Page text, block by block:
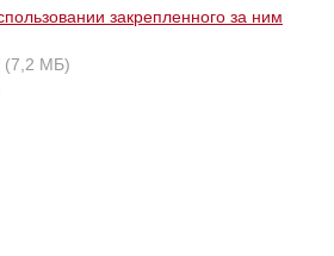
закрепленного за ним
(7,2 МБ)